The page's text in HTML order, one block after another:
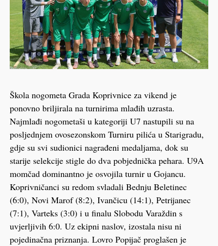
Škola nogometa Grada Koprivnice za vikend je
ponovno briljirala na turnirima mlađih uzrasta.
Najmlađi nogometaši u kategoriji U7 nastupili su na
posljednjem ovosezonskom Turniru pilića u Starigradu,
gdje su svi sudionici nagrađeni medaljama, dok su
starije selekcije stigle do dva pobjednička pehara. U9A
momčad dominantno je osvojila turnir u Gojancu.
Koprivničanci su redom svladali Bednju Beletinec
(6:0), Novi Marof (8:2), Ivančicu (14:1), Petrijanec
(7:1), Varteks (3:0) i u finalu Slobodu Varaždin s
uvjerljivih 6:0. Uz ekipni naslov, izostala nisu ni
pojedinačna priznanja. Lovro Popijač proglašen je